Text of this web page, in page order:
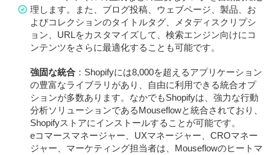
理します。また、ブログ投稿、ウェブページ、製品、お
よびコレクションのタイトルタグ、メタディスクリプシ
ョン、URLをカスタマイズして、検索エンジン向けにコ
ンテンツをさらに最適化することも可能です。
強固な統合 ：Shopifyには8,000を超えるアプリケーション
の豊富なライブラリがあり、自由に利用できる統合オプ
ションが多数あります。なかでもShopifyは、強力な行動
分析ソリューションであるMouseflowと統合されており、
Shopifyストアにインストールすることが可能です。
eコマースマネージャー、UXマネージャー、CROマネー
ジャー、マーケティング担当者は、Mouseflowのヒートマ